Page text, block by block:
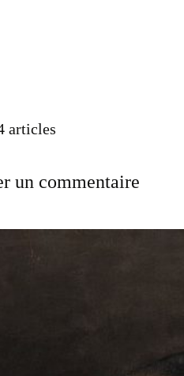
articles
un commentaire